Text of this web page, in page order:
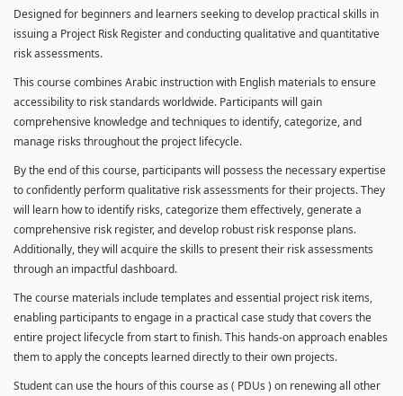
Designed for beginners and learners seeking to develop practical skills in
issuing a Project Risk Register and conducting qualitative and quantitative
risk assessments.
This course combines Arabic instruction with English materials to ensure
accessibility to risk standards worldwide. Participants will gain
comprehensive knowledge and techniques to identify, categorize, and
manage risks throughout the project lifecycle.
By the end of this course, participants will possess the necessary expertise
to confidently perform qualitative risk assessments for their projects. They
will learn how to identify risks, categorize them effectively, generate a
comprehensive risk register, and develop robust risk response plans.
Additionally, they will acquire the skills to present their risk assessments
through an impactful dashboard.
The course materials include templates and essential project risk items,
enabling participants to engage in a practical case study that covers the
entire project lifecycle from start to finish. This hands-on approach enables
them to apply the concepts learned directly to their own projects.
Student can use the hours of this course as ( PDUs ) on renewing all other